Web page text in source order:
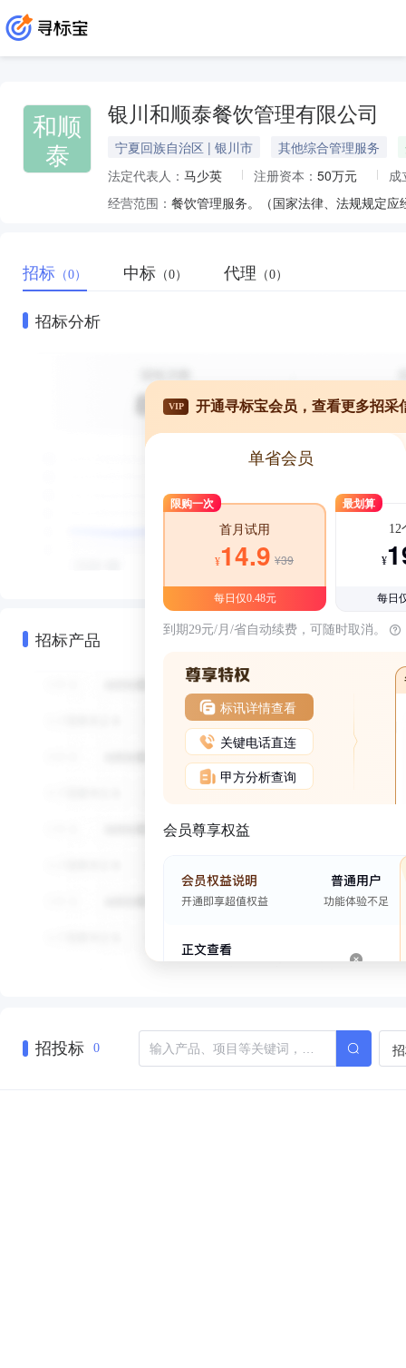
和顺
泰
银川和顺泰餐饮管理有限公司
宁夏回族自治区 | 银川市 其他综合管理服务
法定代表人： 马少英 注册资本： 50万元
成
经营范围： 餐饮管理服务。（国家法律、法规规定
招标 （0） 中标 （0） 代理 （0）
招标分析
招标产品
VIP 开通寻标宝会员，查看更多招采
单省会员
限购一次
首月试用
¥14.9 ¥39
每日仅0.48元
最划算
12
¥
每日
到期29元/月/省自动续费，可随时取消。
标讯详情查看
关键电话直连
甲方分析查询
会员尊享权益
招投标 0